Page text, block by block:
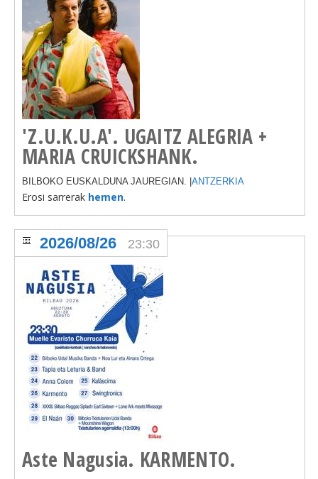
'Z.U.K.U.A'. UGAITZ ALEGRIA +
MARIA CRUICKSHANK.
BILBOKO EUSKALDUNA JAUREGIAN. | ANTZERKIA
Erosi sarrerak hemen.
Aste Nagusia. KARMENTO.
2026/08/26 23:30